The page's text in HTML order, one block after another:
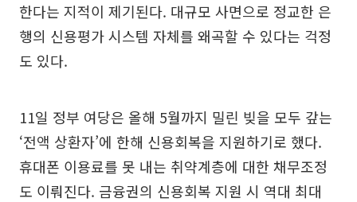
한다는 지적이 제기된다. 대규모 사면으로 정교한 은
행의 신용평가 시스템 자체를 왜곡할 수 있다는 걱정
도 있다.
11일 정부 여당은 올해 5월까지 밀린 빚을 모두 갚는
‘전액 상환자’에 한해 신용회복을 지원하기로 했다.
휴대폰 이용료를 못 내는 취약계층에 대한 채무조정
도 이뤄진다. 금융권의 신용회복 지원 시 역대 최대